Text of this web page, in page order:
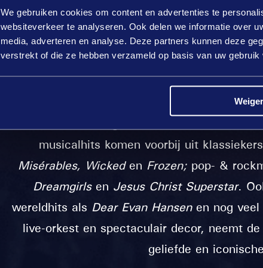
We gebruiken cookies om content en advertenties te
websiteverkeer te analyseren. Ook delen we informatie over
media, adverteren en analyse. Deze partners kunnen deze
verstrekt of die ze hebben verzameld op basis van uw
Musicalsin de Ziggo Dome op zaterdag 29
Willemijn Verkaik, René van Kooten, Gaia
belooft een
musicalhits komen voorbij uit
Misérables, Wicked en Frozen; pop- &
Dreamgirlsen Jesus Christ Superstar.
wereldhits als Dear Evan Hansenen nog veel
live-orkest en spectaculair decor, neemt
geliefde en